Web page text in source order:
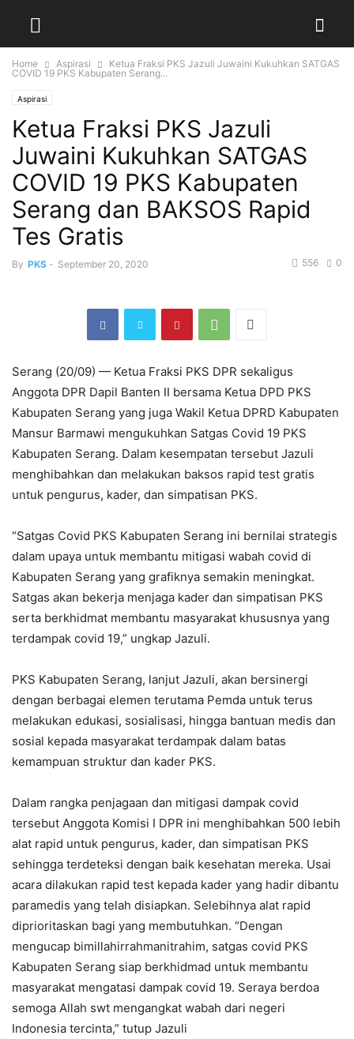
Home Aspirasi
Ketua Fraksi PKS Jazuli Juwaini Kukuhkan SATGAS
COVID 19 PKS Kabupaten Serang...
Aspirasi
Ketua Fraksi PKS Jazuli
Juwaini Kukuhkan SATGAS
COVID 19 PKS Kabupaten
Serang dan BAKSOS Rapid
Tes Gratis
By PKS - September 20, 2020 0
556
Serang (20/09) — Ketua Fraksi PKS DPR sekaligus
Anggota DPR Dapil Banten II bersama Ketua DPD PKS
Kabupaten Serang yang juga Wakil Ketua DPRD Kabupaten
Mansur Barmawi mengukuhkan Satgas Covid 19 PKS
Kabupaten Serang. Dalam kesempatan tersebut Jazuli
menghibahkan dan melakukan baksos rapid test gratis
untuk pengurus, kader, dan simpatisan PKS.
“Satgas Covid PKS Kabupaten Serang ini bernilai strategis
dalam upaya untuk membantu mitigasi wabah covid di
Kabupaten Serang yang grafiknya semakin meningkat.
Satgas akan bekerja menjaga kader dan simpatisan PKS
serta berkhidmat membantu masyarakat khususnya yang
terdampak covid 19,” ungkap Jazuli.
PKS Kabupaten Serang, lanjut Jazuli, akan bersinergi
dengan berbagai elemen terutama Pemda untuk terus
melakukan edukasi, sosialisasi, hingga bantuan medis dan
sosial kepada masyarakat terdampak dalam batas
kemampuan struktur dan kader PKS.
Dalam rangka penjagaan dan mitigasi dampak covid
tersebut Anggota Komisi I DPR ini menghibahkan 500 lebih
alat rapid untuk pengurus, kader, dan simpatisan PKS
sehingga terdeteksi dengan baik kesehatan mereka. Usai
acara dilakukan rapid test kepada kader yang hadir dibantu
paramedis yang telah disiapkan. Selebihnya alat rapid
diprioritaskan bagi yang membutuhkan. “Dengan
mengucap bimillahirrahmanitrahim, satgas covid PKS
Kabupaten Serang siap berkhidmad untuk membantu
masyarakat mengatasi dampak covid 19. Seraya berdoa
semoga Allah swt mengangkat wabah dari negeri
Indonesia tercinta,” tutup Jazuli